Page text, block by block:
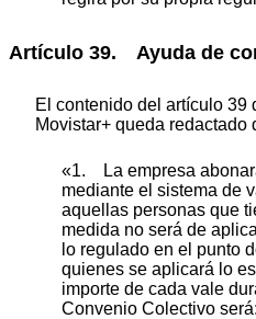
Artículo 39. Ayuda de
El contenido del artículo
Movistar+ queda redactado
«1. La empresa
mediante el sistema de
aquellas personas que
medida no será de
lo regulado en el punto
quienes se aplicará lo
importe de cada vale
Convenio Colectivo será: